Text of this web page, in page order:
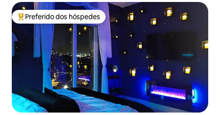
Entre os melhores preferidos dos hóspedes
Preferido dos hóspedes